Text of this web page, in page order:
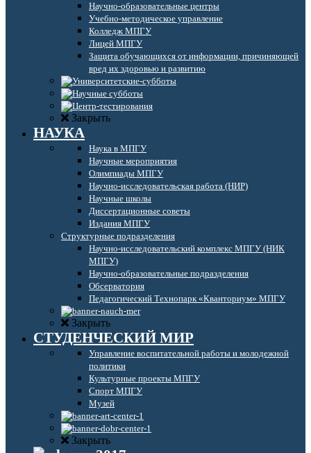
Научно-образовательные центры
Учебно-методическое управление
Колледж МПГУ
Лицей МПГУ
Защита обучающихся от информации, причиняющей
вред их здоровью и развитию
Закрыть
НАУКА
Наука в МПГУ
Научные мероприятия
Олимпиады МПГУ
Научно-исследовательская работа (НИР)
Научные школы
Диссертационные советы
Издания МПГУ
Структурные подразделения
Научно-исследовательский комплекс МПГУ (НИК
МПГУ)
Научно-образовательные подразделения
Обсерватория
Педагогический Технопарк «Кванториум» МПГУ
Закрыть
СТУДЕНЧЕСКИЙ МИР
Управление воспитательной работы и молодежной
политики
Культурные проекты МПГУ
Спорт МПГУ
Музей
Закрыть